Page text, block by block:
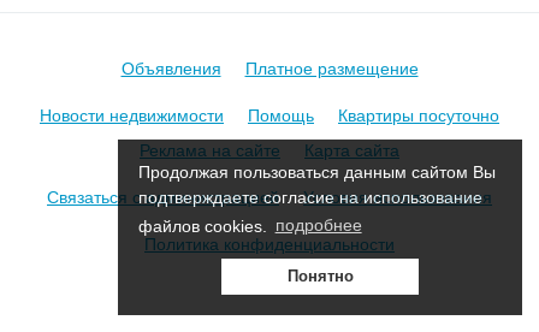
Продолжая пользоваться данным сайтом Вы
подтверждаете согласие на использование
файлов cookies.
подробнее
Понятно
Объявления
Платное размещение
Новости недвижимости
Помощь
Квартиры посуточно
Реклама на сайте
Карта сайта
Связаться с администрацией
Условия использования
Политика конфиденциальности